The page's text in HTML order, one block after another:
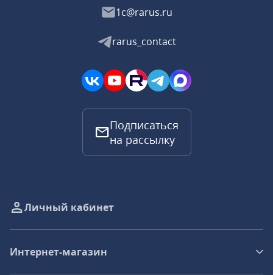
1c@rarus.ru
rarus_contact
Подписаться
на рассылку
Личный кабинет
Интернет-магазин